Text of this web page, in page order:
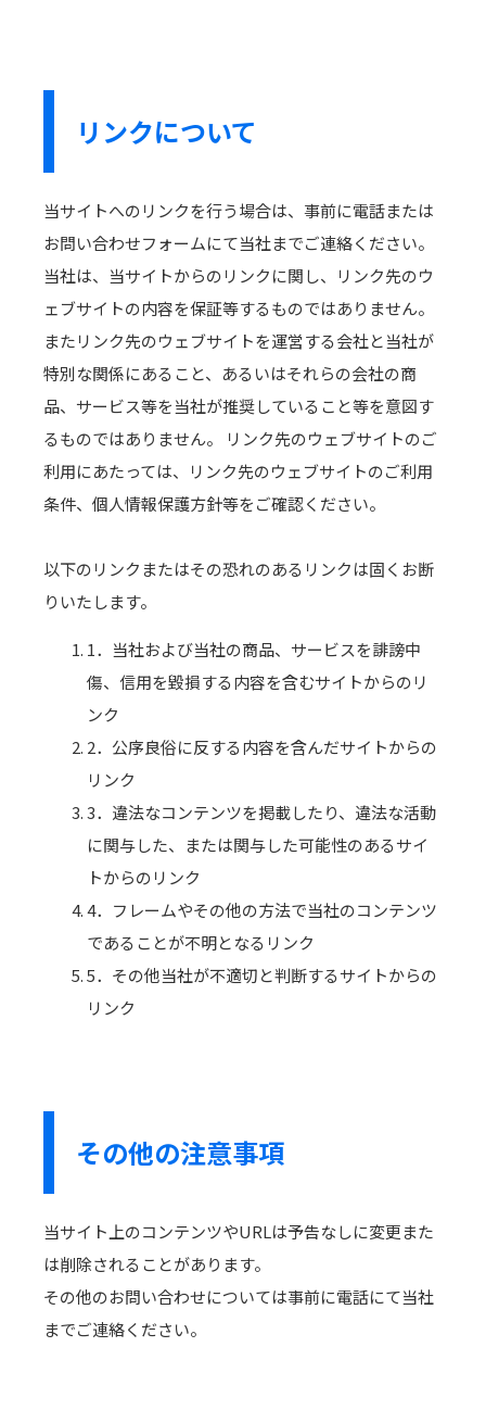
リンクについて
当サイトへのリンクを行う場合は、事前に電話または
お問い合わせフォームにて当社までご連絡ください。
当社は、当サイトからのリンクに関し、リンク先のウ
ェブサイトの内容を保証等するものではありません。
またリンク先のウェブサイトを運営する会社と当社が
特別な関係にあること、あるいはそれらの会社の商
品、サービス等を当社が推奨していること等を意図す
るものではありません。 リンク先のウェブサイトのご
利用にあたっては、リンク先のウェブサイトのご利用
条件、個人情報保護方針等をご確認ください。
以下のリンクまたはその恐れのあるリンクは固くお断
りいたします。
1．当社および当社の商品、サービスを誹謗中
傷、信用を毀損する内容を含むサイトからのリ
ンク
2．公序良俗に反する内容を含んだサイトからの
リンク
3．違法なコンテンツを掲載したり、違法な活動
に関与した、または関与した可能性のあるサイ
トからのリンク
4．フレームやその他の方法で当社のコンテンツ
であることが不明となるリンク
5．その他当社が不適切と判断するサイトからの
リンク
その他の注意事項
当サイト上のコンテンツやURLは予告なしに変更また
は削除されることがあります。
その他のお問い合わせについては事前に電話にて当社
までご連絡ください。